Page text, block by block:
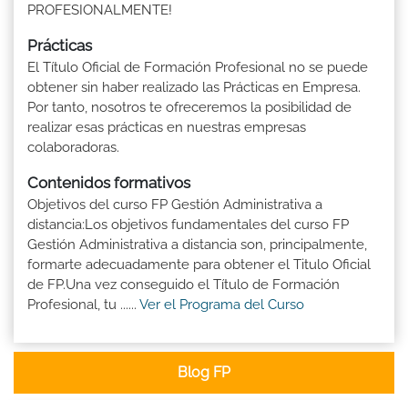
PROFESIONALMENTE!
Prácticas
El Título Oficial de Formación Profesional no se puede
obtener sin haber realizado las Prácticas en Empresa.
Por tanto, nosotros te ofreceremos la posibilidad de
realizar esas prácticas en nuestras empresas
colaboradoras.
Contenidos formativos
Objetivos del curso FP Gestión Administrativa a
distancia:Los objetivos fundamentales del curso FP
Gestión Administrativa a distancia son, principalmente,
formarte adecuadamente para obtener el Titulo Oficial
de FP.Una vez conseguido el Título de Formación
Profesional, tu ...... Ver el Programa del Curso
Blog FP